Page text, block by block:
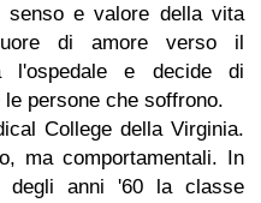
senso e valore della vita
di amore verso il
l'ospedale e decide di
persone che soffrono.
College della Virginia.
ma comportamentali. In
degli anni '60 la classe